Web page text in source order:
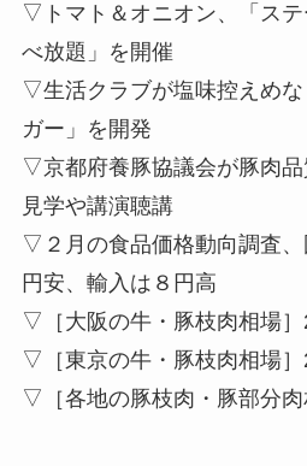
▽トマト＆オニオン、「ス
べ放題」を開催
▽生活クラブが塩味控えめ
ガー」を開発
▽京都府養豚協議会が豚肉
見学や講演聴講
▽２月の食品価格動向調査、
円安、輸入は８円高
▽［大阪の牛・豚枝肉相場］
▽［東京の牛・豚枝肉相場］
▽［各地の豚枝肉・豚部分肉